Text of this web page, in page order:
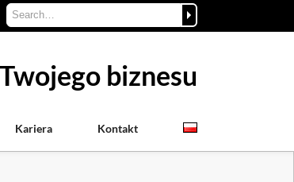
biznesu
Kariera Kontakt